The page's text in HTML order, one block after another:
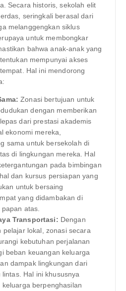
Secara historis, sekolah elit
seringkali berasal dari
melanggengkan siklus
untuk membongkar
bahwa anak-anak yang
mempunyai akses
Hal ini mendorong
Zonasi bertujuan untuk
dengan memberikan
dari prestasi akademis
ekonomi mereka,
sama untuk bersekolah di
di lingkungan mereka. Hal
pada bimbingan
dan kursus persiapan yang
untuk bersaing
yang didambakan di
atas.
Transportasi: Dengan
pelajar lokal, zonasi secara
kebutuhan perjalanan
beban keuangan keluarga
dampak lingkungan dari
Hal ini khususnya
keluarga berpenghasilan